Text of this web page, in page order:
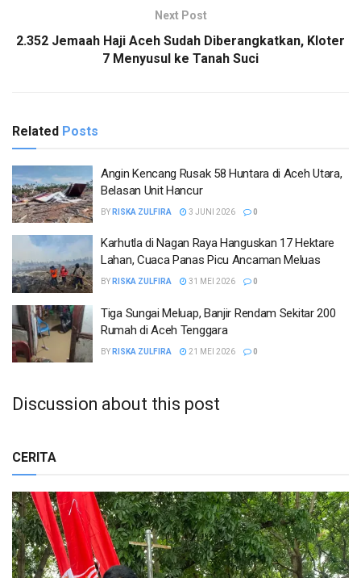
Next Post
2.352 Jemaah Haji Aceh Sudah Diberangkatkan, Kloter
7 Menyusul ke Tanah Suci
Related Posts
Angin Kencang Rusak 58 Huntara di Aceh Utara,
Belasan Unit Hancur
BY RISKA ZULFIRA 3 JUNI 2026 0
Karhutla di Nagan Raya Hanguskan 17 Hektare
Lahan, Cuaca Panas Picu Ancaman Meluas
BY RISKA ZULFIRA 31 MEI 2026 0
Tiga Sungai Meluap, Banjir Rendam Sekitar 200
Rumah di Aceh Tenggara
BY RISKA ZULFIRA 21 MEI 2026 0
Discussion about this post
CERITA